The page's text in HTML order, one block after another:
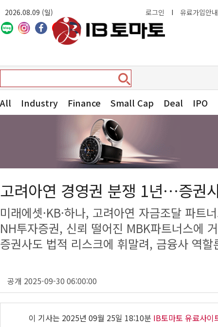
2026.08.09 (일) 로그인 I 유료가입안내
All Industry Finance Small Cap Deal IPO
고려아연 경영권 분쟁 1년…증권
미래에셋·KB·하나, 고려아연 자금조달 파트
NH투자증권, 신뢰 떨어진 MBK파트너스에
증권사도 법적 리스크에 휘말려, 금융사 역할
공개 2025-09-30 06:00:00
이 기사는 2025년 09월 25일 18:10분 IB토마토 유료사이